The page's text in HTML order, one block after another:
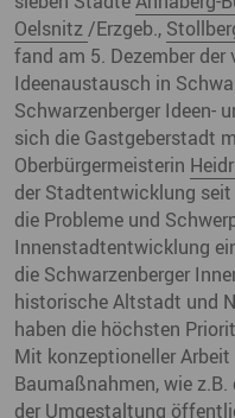
Oelsnitz/Erzgeb.,
fand am 5. Dezember der
Ideenaustausch in
Schwarzenberger Ideen-
sich die Gastgeberstadt
Oberbürgermeisterin
der Stadtentwicklung
die Probleme und
Innenstadtentwicklung
die Schwarzenberger
historische Altstadt und
haben die höchsten
Mit konzeptioneller
Baumaßnahmen, wie
der Umgestaltung